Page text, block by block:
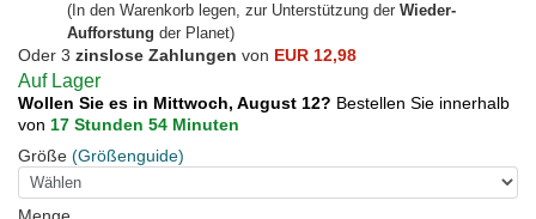
(In den Warenkorb legen, zur Unterstützung der Wieder-
Aufforstung der Planet)
Oder 3 zinslose Zahlungen von EUR 12,98
Auf Lager
Wollen Sie es in Mittwoch, August 12? Bestellen Sie innerhalb
von 17 Stunden 54 Minuten
Größe (Größenguide)